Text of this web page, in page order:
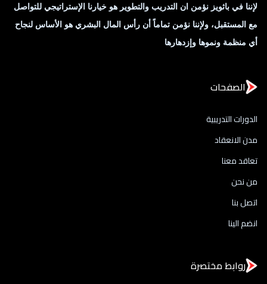
لإننا في باثويز نؤمن ان التدريب والتطوير هو خيارنا الإستراتيجي للتواصل
مع المستقبل، ولإننا نؤمن تماماً أن رأس المال البشري هو الأساس لنجاح
أي منظمة ونموها وإزدهارها
الصفحات
الدورات التدريبية
مدن الانعقاد
تعاقد معنا
من نحن
اتصل بنا
انضم الينا
روابط مختصرة